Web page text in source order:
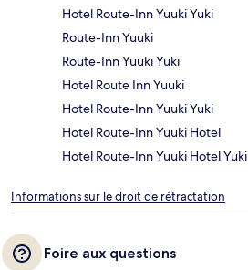
Hotel Route-Inn Yuuki Yuki
Route-Inn Yuuki
Route-Inn Yuuki Yuki
Hotel Route Inn Yuuki
Hotel Route-Inn Yuuki Yuki
Hotel Route-Inn Yuuki Hotel
Hotel Route-Inn Yuuki Hotel Yuki
Informations sur le droit de rétractation
Foire aux questions